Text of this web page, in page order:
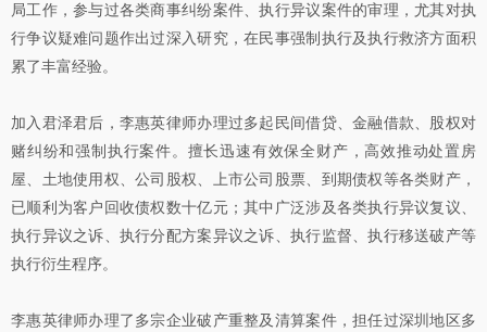
局工作，参与过各类商事纠纷案件、执行异议案件的审理，尤其对执
行争议疑难问题作出过深入研究，在民事强制执行及执行救济方面积
累了丰富经验。
加入君泽君后，李惠英律师办理过多起民间借贷、金融借款、股权对
赌纠纷和强制执行案件。擅长迅速有效保全财产，高效推动处置房
屋、土地使用权、公司股权、上市公司股票、到期债权等各类财产，
已顺利为客户回收债权数十亿元；其中广泛涉及各类执行异议复议、
执行异议之诉、执行分配方案异议之诉、执行监督、执行移送破产等
执行衍生程序。
李惠英律师办理了多宗企业破产重整及清算案件，担任过深圳地区多